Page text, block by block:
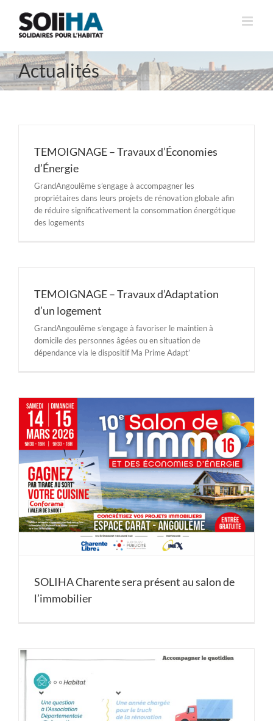
contenu
Actualités
TEMOIGNAGE – Travaux d’Économies
d’Énergie
GrandAngoulême s’engage à accompagner les
propriétaires dans leurs projets de rénovation globale afin
de réduire significativement la consommation énergétique
des logements
TEMOIGNAGE – Travaux d’Adaptation
d’un logement
GrandAngoulême s’engage à favoriser le maintien à
domicile des personnes âgées ou en situation de
dépendance via le dispositif Ma Prime Adapt’
SOLIHA Charente sera présent au salon de
l’immobilier